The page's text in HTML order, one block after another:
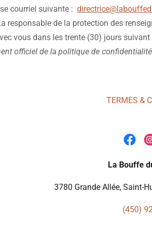
courriel suivante :
responsable de la protection des
vous dans les trente (30) jours
officiel de la politique de
TERMES &
La Bouffe
3780 Grande Allée, Saint-
(450)